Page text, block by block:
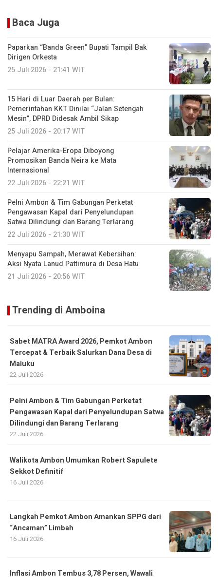
Baca Juga
Paparkan “Banda Green” Bupati Tampil Bak
Dirigen Orkesta
25 Juli 2026 - 21:41 WIT
15 Hari di Luar Daerah per Bulan:
Pemerintahan KKT Dinilai “Jalan Setengah
Mesin”, DPRD Didesak Ambil Sikap
25 Juli 2026 - 20:17 WIT
Pelajar Amerika-Eropa Diboyong
Promosikan Banda Neira ke Mata
Internasional
22 Juli 2026 - 22:21 WIT
Pelni Ambon & Tim Gabungan Perketat
Pengawasan Kapal dari Penyelundupan
Satwa Dilindungi dan Barang Terlarang
22 Juli 2026 - 21:30 WIT
Menyapu Sampah, Merawat Kebersihan:
Aksi Nyata Lanud Pattimura di Desa Hatu
21 Juli 2026 - 20:56 WIT
Trending di Amboina
Sabet MATRA Award 2026, Pemkot Ambon
Tercepat & Terbaik Salurkan Dana Desa di
Maluku
22 Juli 2026
Pelni Ambon & Tim Gabungan Perketat
Pengawasan Kapal dari Penyelundupan Satwa
Dilindungi dan Barang Terlarang
22 Juli 2026
Walikota Ambon Umumkan Robert Sapulete
Sekkot Definitif
16 Juli 2026
Langkah Pemkot Ambon Amankan SPPG dari
“Ancaman” Limbah
16 Juli 2026
Inflasi Ambon Tembus 3,78 Persen, Wawali